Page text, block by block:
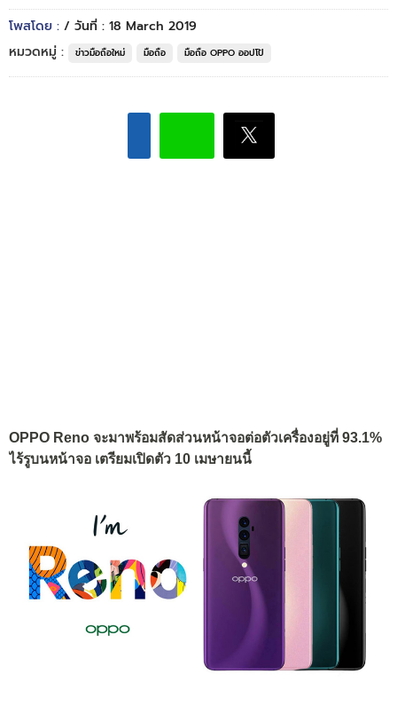
โพสโดย : / วันที่ : 18 March 2019
หมวดหมู่ :
ข่าวมือถือใหม่ มือถือ มือถือ OPPO ออปโป้
OPPO Reno จะมาพร้อมสัดส่วนหน้าจอต่อตัวเครื่องอยู่ที่ 93.1%
ไร้รูบนหน้าจอ เตรียมเปิดตัว 10 เมษายนนี้